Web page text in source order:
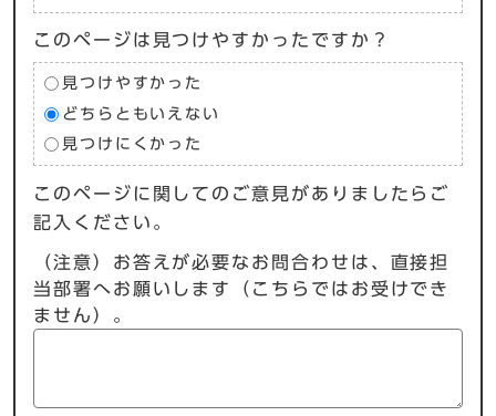
このページは見つけやすかったですか？
見つけやすかった
どちらともいえない
見つけにくかった
このページに関してのご意見がありましたらご
記入ください。
（注意）お答えが必要なお問合わせは、直接担
当部署へお願いします（こちらではお受けでき
ません）。